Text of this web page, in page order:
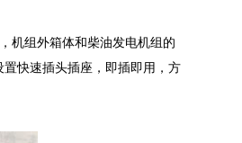
机组外箱体和柴油发电机组的
快速插头插座，即插即用，方